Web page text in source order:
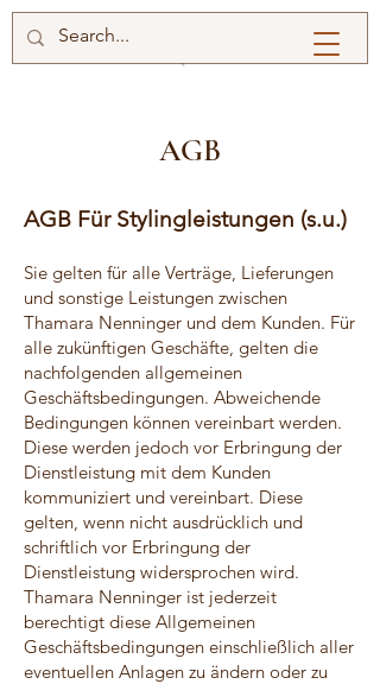
AGB
AGB Für Stylingleistungen (s.u.)
Sie gelten für alle Verträge, Lieferungen
und sonstige Leistungen zwischen
Thamara Nenninger und dem Kunden. Für
alle zukünftigen Geschäfte, gelten die
nachfolgenden allgemeinen
Geschäftsbedingungen. Abweichende
Bedingungen können vereinbart werden.
Diese werden jedoch vor Erbringung der
Dienstleistung mit dem Kunden
kommuniziert und vereinbart. Diese
gelten, wenn nicht ausdrücklich und
schriftlich vor Erbringung der
Dienstleistung widersprochen wird.
Thamara Nenninger ist jederzeit
berechtigt diese Allgemeinen
Geschäftsbedingungen einschließlich aller
eventuellen Anlagen zu ändern oder zu